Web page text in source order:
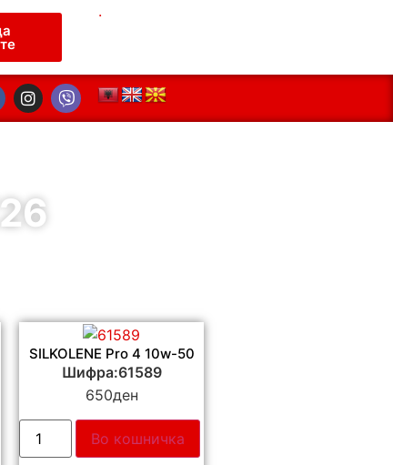
.
SILKOLENE Pro 4 10w-50
Шифра:61589
650ден
Во кошничка